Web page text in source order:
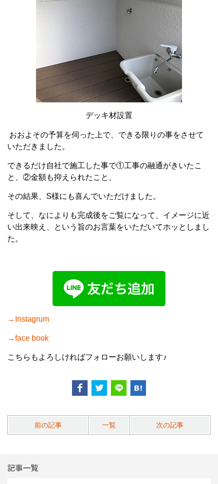
デッキ材設置
おおよその予算を伺った上で、できる限りの事をさせて
いただきました。
できるだけ自社で施工した事で①工事の融通がきいたこ
と、②金額も抑えられたこと、
その結果、S様にも喜んでいただけました。
そして、なによりも完成後をご覧になって、イメージに近
い出来映え、という旨のお言葉をいただいてホッとしまし
た。
→Instagrum
→face book
こちらもよろしければフォローお願いします♪
前の記事 一覧 次の記事
記事一覧